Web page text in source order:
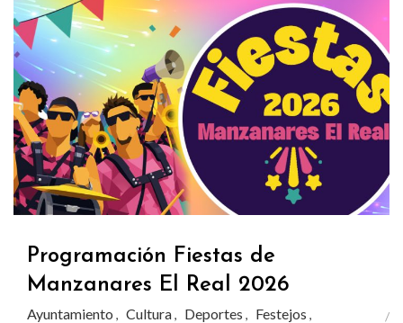
Programación Fiestas de
Manzanares El Real 2026
Ayuntamiento , Cultura, Deportes , Festejos ,